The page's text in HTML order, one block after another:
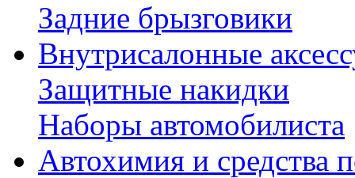
Задние брызговики
Внутрисалонные
Защитные накидки
Наборы автомобилиста
Автохимия и средства